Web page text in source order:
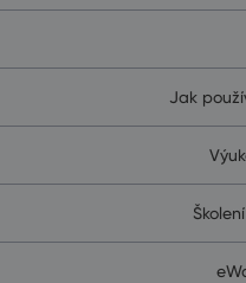
Jak